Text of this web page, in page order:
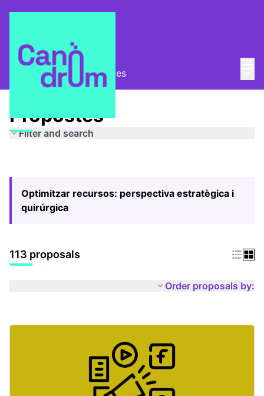
Pla Estratègic Propostes
Propostes
Filter and search
Optimitzar recursos: perspectiva estratègica i
quirúrgica
113 proposals
Order proposals by: